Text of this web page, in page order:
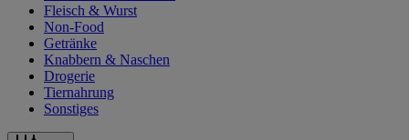
Fleisch & Wurst
Non-Food
Getränke
Knabbern & Naschen
Drogerie
Tiernahrung
Sonstiges